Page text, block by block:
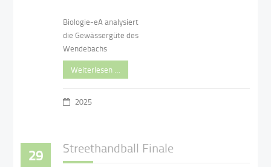
Biologie-eA analysiert
die Gewässergüte des
Wendebachs
Weiterlesen …
2025
29 Streethandball Finale